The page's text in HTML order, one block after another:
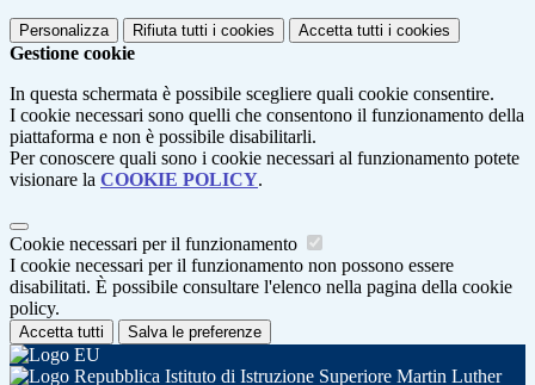
Personalizza Rifiuta tutti i cookies Accetta tutti i cookies
Gestione cookie
In questa schermata è possibile scegliere quali cookie consentire.
I cookie necessari sono quelli che consentono il funzionamento della
piattaforma e non è possibile disabilitarli.
Per conoscere quali sono i cookie necessari al funzionamento potete
visionare la COOKIE POLICY.
Cookie necessari per il funzionamento
I cookie necessari per il funzionamento non possono essere
disabilitati. È possibile consultare l'elenco nella pagina della cookie
policy.
Accetta tutti Salva le preferenze
Istituto di Istruzione Superiore Martin Luther